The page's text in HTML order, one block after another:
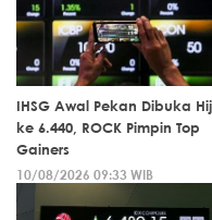
IHSG Awal Pekan Dibuka
ke 6.440, ROCK Pimpin Top
Gainers
10/08/2026 09:33 WIB